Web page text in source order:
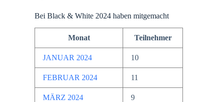
Bei Black & White 2024 haben mitgemacht
Monat Teilnehmer
JANUAR 2024 10
FEBRUAR 2024 11
MÄRZ 2024 9